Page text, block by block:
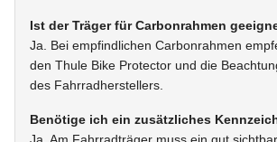
Ist der Träger für Carbonrahmen
Ja. Bei empfindlichen Carbonrahmen
den Thule Bike Protector und die
des Fahrradherstellers.
Benötige ich ein zusätzliches